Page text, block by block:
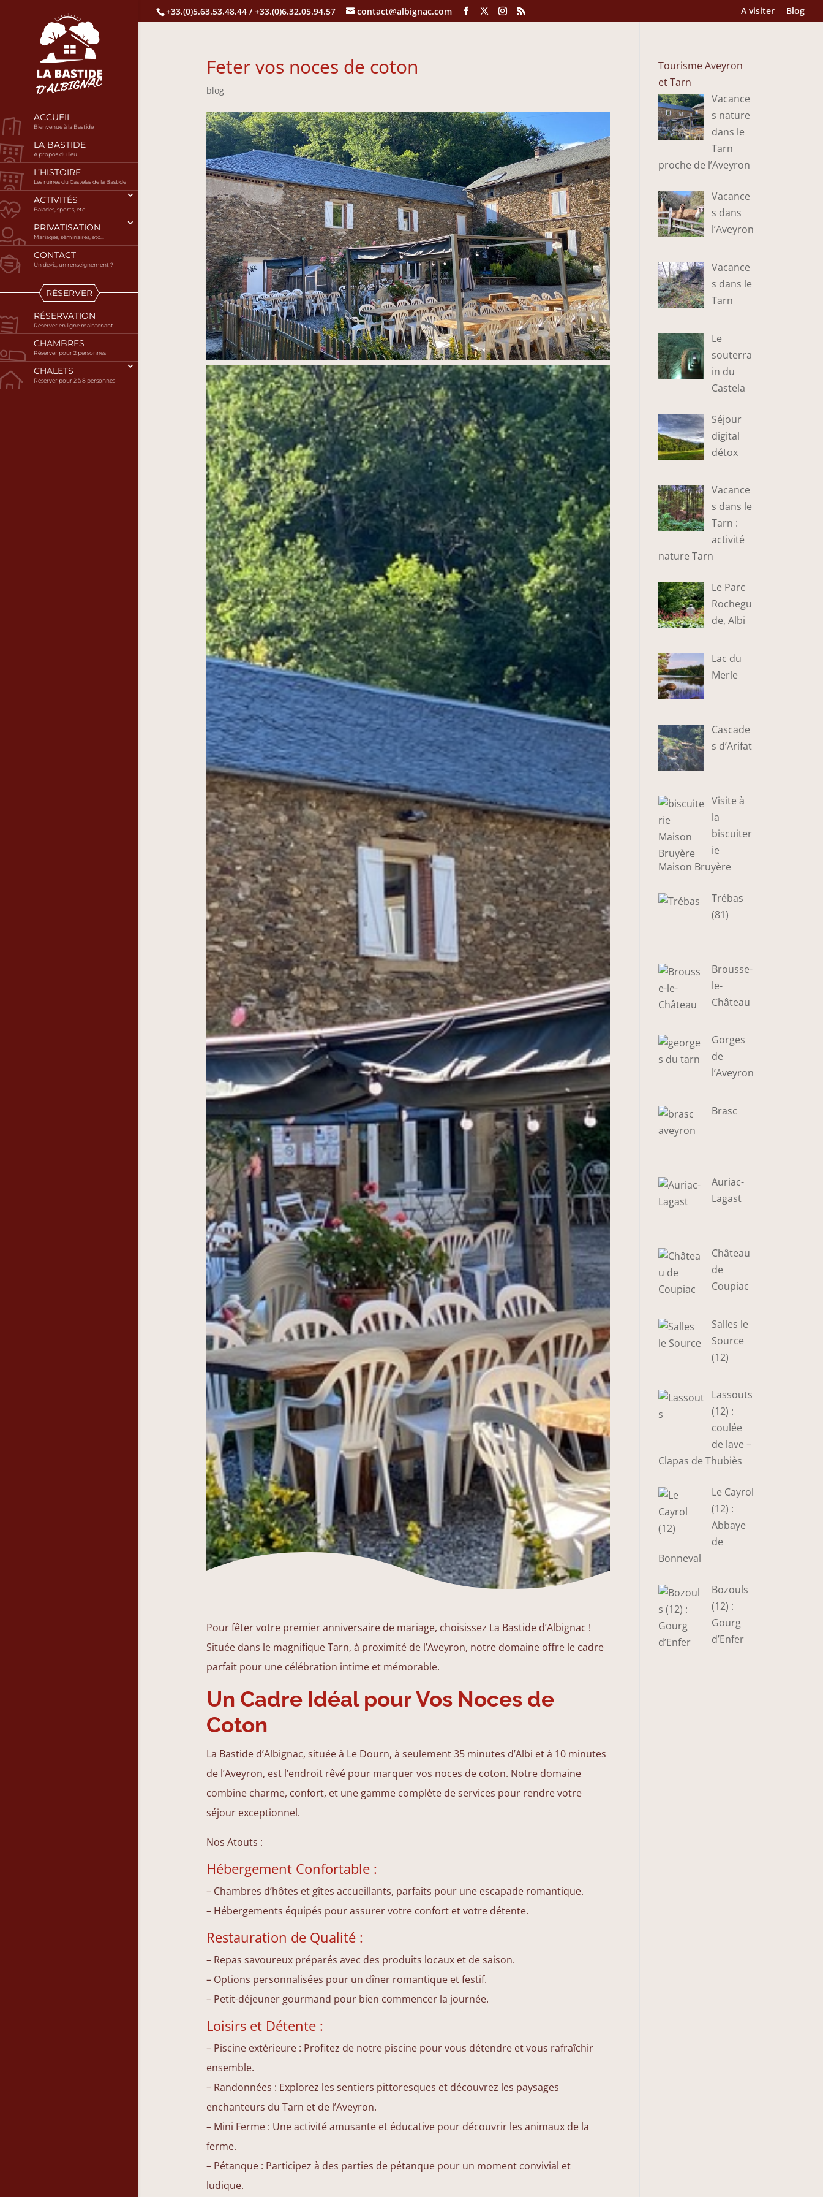
+33.(0)5.63.53.48.44 / +33.(0)6.32.05.94.57 contact@albignac.com A visiter Blog
ACCUEIL
Bienvenue à la Bastide
LA BASTIDE
A propos du lieu
L’HISTOIRE
Les ruines du Castelas de la Bastide
ACTIVITÉS
Balades, sports, etc…
PRIVATISATION
Mariages, séminaires, etc…
CONTACT
Un devis, un renseignement ?
RÉSERVER
RÉSERVATION
Réserver en ligne maintenant
CHAMBRES
Réserver pour 2 personnes
CHALETS
Réserver pour 2 à 8 personnes
Feter vos noces de coton
blog
Pour fêter votre premier anniversaire de mariage, choisissez La Bastide d’Albignac !
Située dans le magnifique Tarn, à proximité de l’Aveyron, notre domaine offre le cadre
parfait pour une célébration intime et mémorable.
Un Cadre Idéal pour Vos Noces de
Coton
La Bastide d’Albignac, située à Le Dourn, à seulement 35 minutes d’Albi et à 10 minutes
de l’Aveyron, est l’endroit rêvé pour marquer vos noces de coton. Notre domaine
combine charme, confort, et une gamme complète de services pour rendre votre
séjour exceptionnel.
Nos Atouts :
Hébergement Confortable :
– Chambres d’hôtes et gîtes accueillants, parfaits pour une escapade romantique.
– Hébergements équipés pour assurer votre confort et votre détente.
Restauration de Qualité :
– Repas savoureux préparés avec des produits locaux et de saison.
– Options personnalisées pour un dîner romantique et festif.
– Petit-déjeuner gourmand pour bien commencer la journée.
Loisirs et Détente :
– Piscine extérieure : Profitez de notre piscine pour vous détendre et vous rafraîchir
ensemble.
– Randonnées : Explorez les sentiers pittoresques et découvrez les paysages
enchanteurs du Tarn et de l’Aveyron.
– Mini Ferme : Une activité amusante et éducative pour découvrir les animaux de la
ferme.
– Pétanque : Participez à des parties de pétanque pour un moment convivial et
ludique.
Tourisme Aveyron
et Tarn
Vacance
s nature
dans le
Tarn
proche de l’Aveyron
Vacance
s dans
l’Aveyron
Vacance
s dans le
Tarn
Le
souterra
in du
Castela
Séjour
digital
détox
Vacance
s dans le
Tarn :
activité
nature Tarn
Le Parc
Rochegu
de, Albi
Lac du
Merle
Cascade
s d’Arifat
Visite à
la
biscuiter
ie
Maison Bruyère
Trébas
(81)
Brousse-
le-
Château
Gorges
de
l’Aveyron
Brasc
Auriac-
Lagast
Château
de
Coupiac
Salles le
Source
(12)
Lassouts
(12) :
coulée
de lave –
Clapas de Thubiès
Le Cayrol
(12) :
Abbaye
de
Bonneval
Bozouls
(12) :
Gourg
d’Enfer